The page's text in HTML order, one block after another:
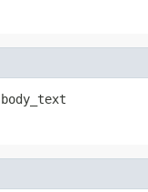
body_text